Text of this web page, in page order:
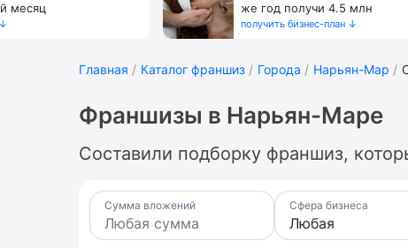
месяц
же год получи 4.5 млн
получить бизнес-план ↓
Главная Каталог франшиз Города Нарьян-Мар
Франшизы в Нарьян-Маре
Составили подборку франшиз,
Сумма вложений Сфера бизнеса